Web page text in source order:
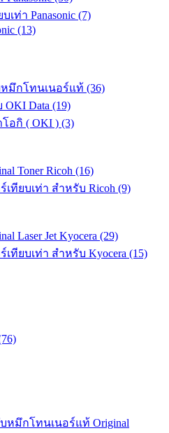
ท่า Panasonic (7)
(13)
มึกโทนเนอร์แท้ (36)
Data (19)
อกิ ( OKI ) (3)
Toner Ricoh (16)
ทียบเท่า สำหรับ Ricoh (9)
Laser Jet Kyocera (29)
ทียบเท่า สำหรับ Kyocera (15)
หมึกโทนเนอร์แท้ Original